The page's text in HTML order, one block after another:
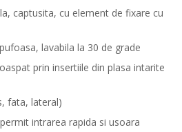
captusita, cu element de fixare cu
lavabila la 30 de grade
prin insertiile din plasa intarite
fata, lateral)
intrarea rapida si usoara